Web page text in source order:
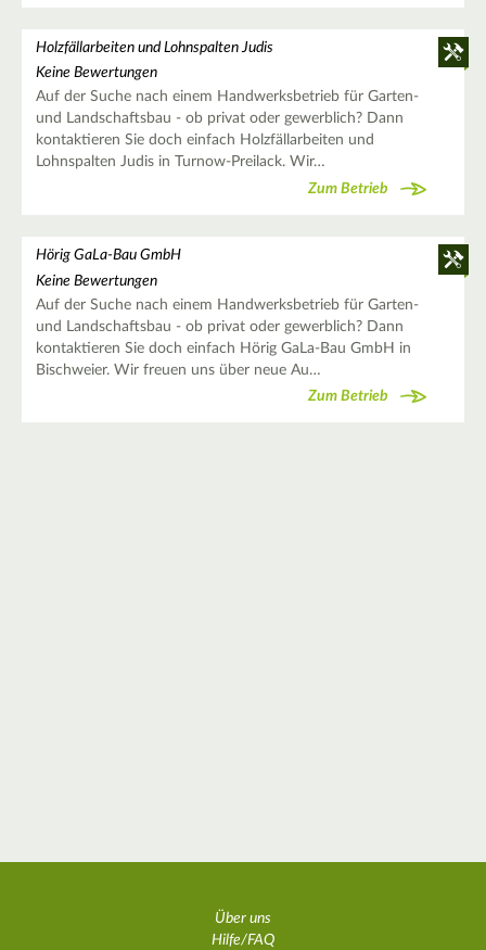
Holzfällarbeiten und Lohnspalten Judis
Keine Bewertungen
Auf der Suche nach einem Handwerksbetrieb für Garten-
und Landschaftsbau - ob privat oder gewerblich? Dann
kontaktieren Sie doch einfach Holzfällarbeiten und
Lohnspalten Judis in Turnow-Preilack. Wir…
Zum Betrieb
Hörig GaLa-Bau GmbH
Keine Bewertungen
Auf der Suche nach einem Handwerksbetrieb für Garten-
und Landschaftsbau - ob privat oder gewerblich? Dann
kontaktieren Sie doch einfach Hörig GaLa-Bau GmbH in
Bischweier. Wir freuen uns über neue Au…
Zum Betrieb
Über uns
Hilfe/FAQ